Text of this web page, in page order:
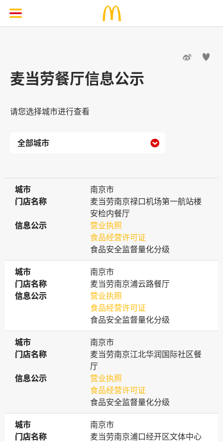
 
麦当劳餐厅信息公示
请您选择城市进行查看

城市
城市
南京市
门店名称
门店名称
麦当劳南京禄口机场第一航站楼
安检内餐厅
信息公示
信息公示
营业执照
食品经营许可证
食品安全监督量化分级
城市
城市
南京市
门店名称
门店名称
麦当劳南京浦云路餐厅
信息公示
信息公示
营业执照
食品经营许可证
食品安全监督量化分级
城市
城市
南京市
门店名称
门店名称
麦当劳南京江北华润国际社区餐
厅
信息公示
信息公示
营业执照
食品经营许可证
食品安全监督量化分级
城市
城市
南京市
门店名称
门店名称
麦当劳南京浦口经开区文体中心